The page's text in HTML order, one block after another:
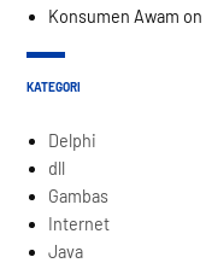
Konsumen Awam on
KATEGORI
Delphi
dll
Gambas
Internet
Java